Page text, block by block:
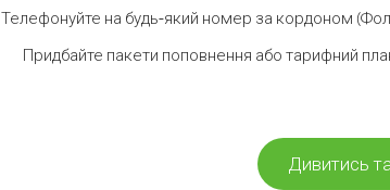
Телефонуйте на будь-який номер за кордоном
Придбайте пакети поповнення або тарифний
Дивитись